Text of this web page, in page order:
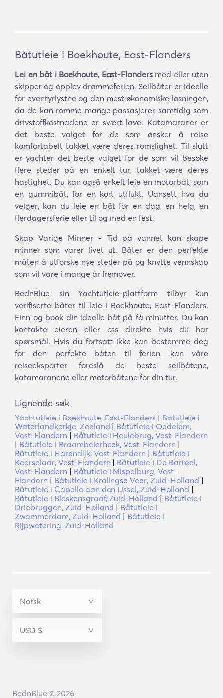
Båtutleie i Boekhoute, East-Flanders
Lei en båt i Boekhoute, East-Flandersmed eller uten
skipper og opplev drømmeferien. Seilbåter er ideelle
for eventyrlystne og den mest økonomiske løsningen,
da de kan romme mange passasjerer samtidig som
drivstoffkostnadene er svært lave. Katamaraner er
det beste valget for de som ønsker å reise
komfortabelt takket være deres romslighet. Til slutt
er yachter det beste valget for de som vil besøke
flere steder på en enkelt tur, takket være deres
hastighet. Du kan også enkelt leie en motorbåt, som
en gummibåt, for en kort utflukt. Uansett hva du
velger, kan du leie en båt for en dag, en helg, en
flerdagersferie eller til og med en fest.
Skap Varige Minner - Tid på vannet kan skape
minner som varer livet ut. Båter er den perfekte
måten å utforske nye steder på og knytte vennskap
som vil vare i mange år fremover.
BednBlue sin Yachtutleie-plattform tilbyr kun
verifiserte båter til leie i Boekhoute, East-Flanders.
Finn og book din ideelle båt på få minutter. Du kan
kontakte eieren eller oss direkte hvis du har
spørsmål. Hvis du fortsatt ikke kan bestemme deg
for den perfekte båten til ferien, kan våre
reiseeksperter foreslå de beste seilbåtene,
katamaranene eller motorbåtene for din tur.
Lignende søk
Yachtutleie i Boekhoute, East-Flanders | Båtutleie i
Waterlandkerkje, Zeeland | Båtutleie i Oedelem,
Vest-Flandern | Båtutleie i Heulebrug, Vest-Flandern
| Båtutleie i Braambeierhoek, Vest-Flandern |
Båtutleie i Harendijk, Vest-Flandern | Båtutleie i
Keerselaar, Vest-Flandern | Båtutleie i De Barreel,
Vest-Flandern | Båtutleie i Mispelburg, Vest-
Flandern | Båtutleie i Kralingse Veer, Zuid-Holland |
Båtutleie i Capelle aan den IJssel, Zuid-Holland |
Båtutleie i Bleskensgraaf, Zuid-Holland | Båtutleie i
Driebruggen, Zuid-Holland | Båtutleie i
Zwammerdam, Zuid-Holland | Båtutleie i
Rijpwetering, Zuid-Holland
BednBlue © 2026